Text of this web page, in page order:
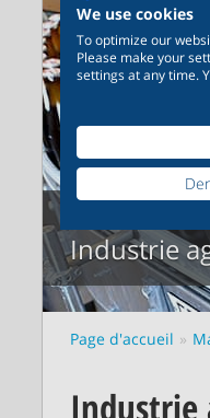
Nouveautés
Industrie
20 000 produits pour
pour les applications
industrielles les
variées
Plus
Industrie
Page d'accueil
Industrie
We use cookies
To optimize our
Please make your
settings at any time.